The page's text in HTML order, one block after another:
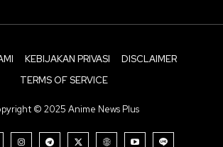
KEBIJAKAN PRIVASI
DISCLAIMER
TERMS OF SERVICE
© 2025 Anime News Plus